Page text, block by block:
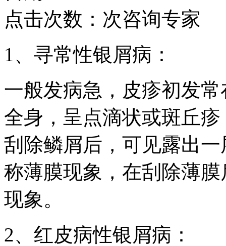
点击次数： 次咨询专家
1、寻常性银屑病：
一般发病急，皮疹初发
全身，呈点滴状或斑丘
刮除鳞屑后，可见露出
称薄膜现象，在刮除薄
现象。
2、红皮病性银屑病：